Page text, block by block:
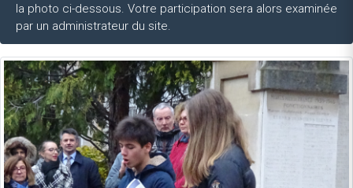
la photo ci-dessous. Votre participation sera alors examinée
par un administrateur du site.